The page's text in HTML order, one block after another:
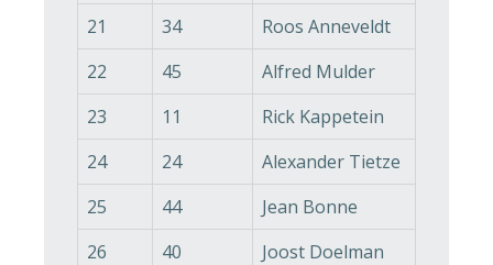
21
34
Roos Anneveldt
22
45
Alfred Mulder
23
11
Rick Kappetein
24
24
Alexander Tietze
25
44
Jean Bonne
26
40
Joost Doelman